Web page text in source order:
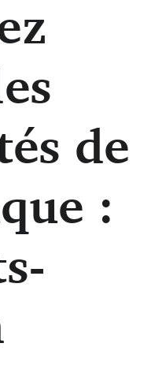
de
: